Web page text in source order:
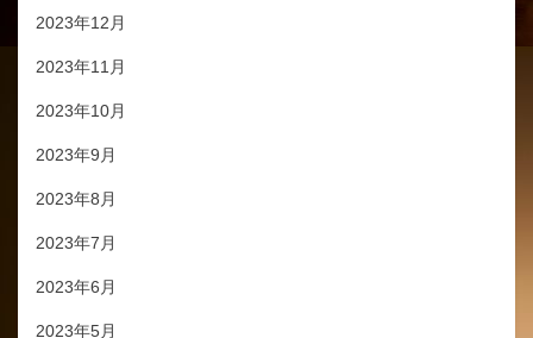
2023年12月
2023年11月
2023年10月
2023年9月
2023年8月
2023年7月
2023年6月
2023年5月